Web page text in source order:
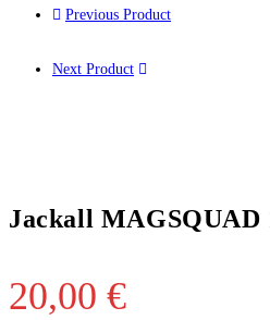
Previous Product
Next Product
Jackall MAGSQUAD
20,00 €